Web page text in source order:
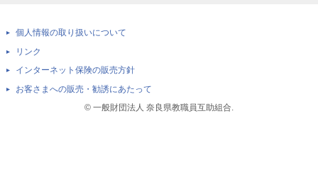
個人情報の取り扱いについて
リンク
インターネット保険の販売方針
お客さまへの販売・勧誘にあたって
© 一般財団法人 奈良県教職員互助組合.